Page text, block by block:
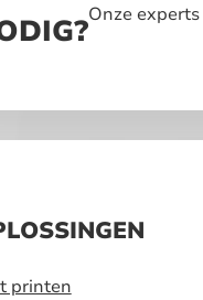
Onze
printen